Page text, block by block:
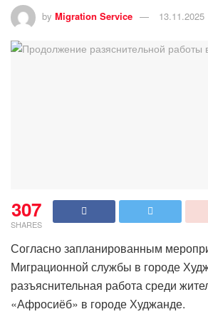
by Migration Service 13.11.2025
307
SHARES
Согласно запланированным
Миграционной службы в городе
разъяснительная работа среди
«Афросиёб» в городе Худжанде.